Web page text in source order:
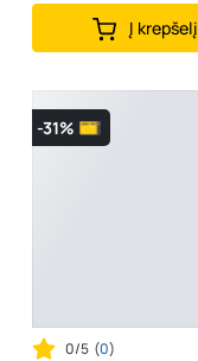
Į krepšelį
-31%
0/5 (0)